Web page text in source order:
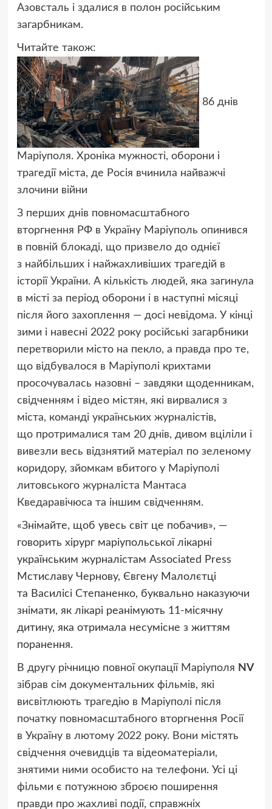
Азовсталь і здалися в полон російським
загарбникам.
Читайте також:
86 днів
Маріуполя. Хроніка мужності, оборони і
трагедії міста, де Росія вчинила найважчі
злочини війни
З перших днів повномасштабного
вторгнення РФ в Україну Маріуполь опинився
в повній блокаді, що призвело до однієї
з найбільших і найжахливіших трагедій в
історії України. А кількість людей, яка загинула
в місті за період оборони і в наступні місяці
після його захоплення — досі невідома. У кінці
зими і навесні 2022 року російські загарбники
перетворили місто на пекло, а правда про те,
що відбувалося в Маріуполі крихтами
просочувалась назовні – завдяки щоденникам,
свідченням і відео містян, які вирвалися з
міста, команді українських журналістів,
що протрималися там 20 днів, дивом вціліли і
вивезли весь відзнятий матеріал по зеленому
коридору, зйомкам вбитого у Маріуполі
литовського журналіста Мантаса
Кведаравічюса та іншим свідченням.
«Знімайте, щоб увесь світ це побачив», —
говорить хірург маріупольської лікарні
українським журналістам Associated Press
Мстиславу Чернову, Євгену Малолєтці
та Василісі Степаненко, буквально наказуючи
знімати, як лікарі реанімують 11-місячну
дитину, яка отримала несумісне з життям
поранення.
В другу річницю повної окупації Маріуполя NV
зібрав сім документальних фільмів, які
висвітлюють трагедію в Маріуполі після
початку повномасштабного вторгнення Росії
в Україну в лютому 2022 року. Вони містять
свідчення очевидців та відеоматеріали,
знятими ними особисто на телефони. Усі ці
фільми є потужною зброєю поширення
правди про жахливі події, справжніх